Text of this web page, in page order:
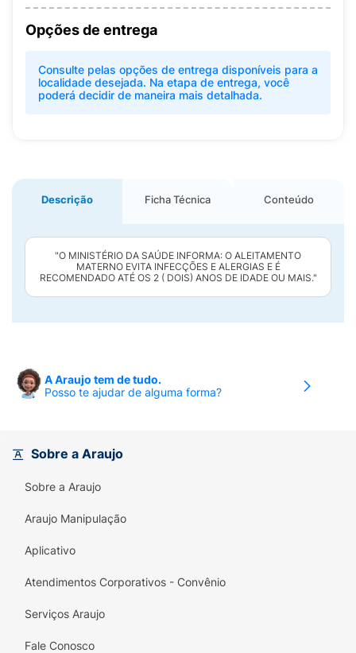
Opções de entrega
Consulte pelas opções de entrega disponíveis para a
localidade desejada. Na etapa de entrega, você
poderá decidir de maneira mais detalhada.
Descrição Ficha Técnica Conteúdo
"O MINISTÉRIO DA SAÚDE INFORMA: O ALEITAMENTO
MATERNO EVITA INFECÇÕES E ALERGIAS E É
RECOMENDADO ATÉ OS 2 ( DOIS) ANOS DE IDADE OU MAIS."
A Araujo tem de tudo.
Posso te ajudar de alguma forma?
Sobre a Araujo
Sobre a Araujo
Araujo Manipulação
Aplicativo
Atendimentos Corporativos - Convênio
Serviços Araujo
Fale Conosco